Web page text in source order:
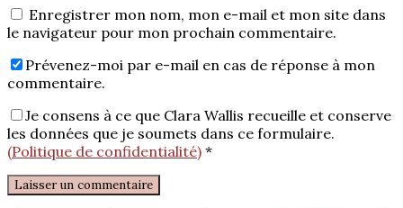
Enregistrer mon nom, mon e-mail et mon site dans
le navigateur pour mon prochain commentaire.
Prévenez-moi par e-mail en cas de réponse à mon
commentaire.
Je consens à ce que Clara Wallis recueille et conserve
les données que je soumets dans ce formulaire.
(Politique de confidentialité) *